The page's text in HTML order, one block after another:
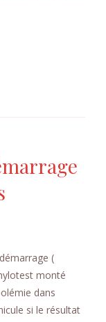
démarrage (
monté
dans
si le résultat